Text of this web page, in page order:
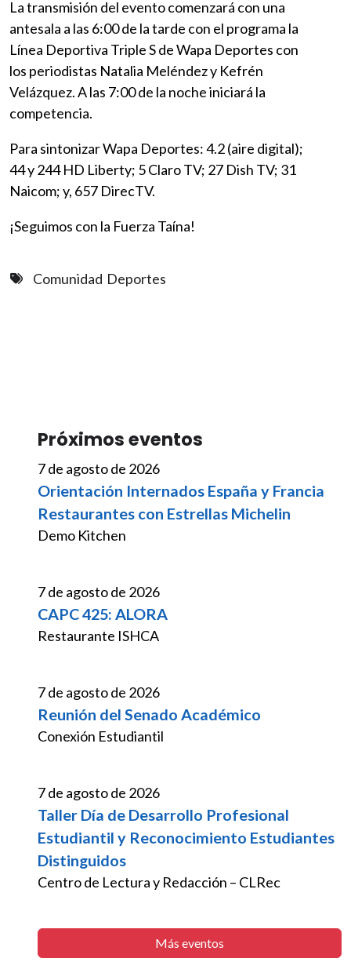
La transmisión del evento comenzará con una
antesala a las 6:00 de la tarde con el programa la
Línea Deportiva Triple S de Wapa Deportes con
los periodistas Natalia Meléndez y Kefrén
Velázquez. A las 7:00 de la noche iniciará la
competencia.
Para sintonizar Wapa Deportes: 4.2 (aire digital);
44 y 244 HD Liberty; 5 Claro TV; 27 Dish TV; 31
Naicom; y, 657 DirecTV.
¡Seguimos con la Fuerza Taína!
Comunidad Deportes
Próximos eventos
7 de agosto de 2026
Orientación Internados España y Francia
Restaurantes con Estrellas Michelin
Demo Kitchen
7 de agosto de 2026
CAPC 425: ALORA
Restaurante ISHCA
7 de agosto de 2026
Reunión del Senado Académico
Conexión Estudiantil
7 de agosto de 2026
Taller Día de Desarrollo Profesional
Estudiantil y Reconocimiento Estudiantes
Distinguidos
Centro de Lectura y Redacción – CLRec
Más eventos